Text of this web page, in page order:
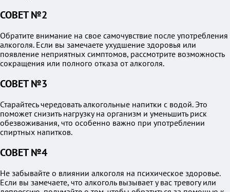
СОВЕТ №2
Обратите внимание на свое самочувствие после употребления
алкоголя. Если вы замечаете ухудшение здоровья или
появление неприятных симптомов, рассмотрите возможность
сокращения или полного отказа от алкоголя.
СОВЕТ №3
Старайтесь чередовать алкогольные напитки с водой. Это
поможет снизить нагрузку на организм и уменьшить риск
обезвоживания, что особенно важно при употреблении
спиртных напитков.
СОВЕТ №4
Не забывайте о влиянии алкоголя на психическое здоровье.
Если вы замечаете, что алкоголь вызывает у вас тревогу или